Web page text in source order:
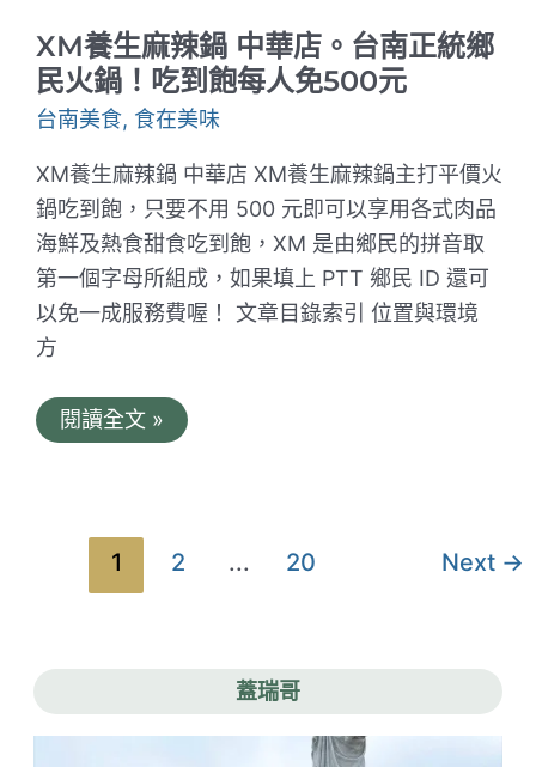
館
｜
內
用
飲
品
搭
配
夢
幻
卡
龍
XM養生麻辣鍋 中華店。台南正統鄉
民火鍋！吃到飽每人免500元
台南美食, 食在美味
XM養生麻辣鍋 中華店 XM養生麻辣鍋主打平價火
鍋吃到飽，只要不用 500 元即可以享用各式肉品
海鮮及熱食甜食吃到飽，XM 是由鄉民的拼音取
第一個字母所組成，如果填上 PTT 鄉民 ID 還可
以免一成服務費喔！ 文章目錄索引 位置與環境
方
XM
養
店。
統
民
火
閱讀全文 »
1 2 ... 20 Next →
蓋瑞哥